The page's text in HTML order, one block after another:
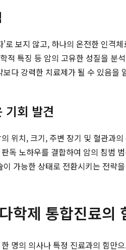
보지 않고, 하나의 온전한 인격
적 특징 등 암의 고유한 성질을
다 강력한 치료제가 될 수 있음
기회 발견
위치, 크기, 주변 장기 및 혈관과
독 노하우를 결합하여 암의 침범
가능한 상태로 전환시키는 전
학제 통합진료의
명의 의사나 특정 진료과의 힘만